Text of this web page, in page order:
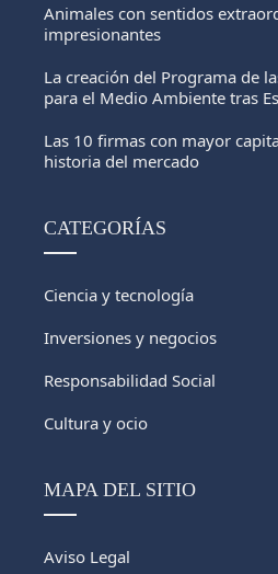
Animales con sentidos
impresionantes
La creación del Programa de
para el Medio Ambiente tras
Las 10 firmas con mayor
historia del mercado
CATEGORÍAS
Ciencia y tecnología
Inversiones y negocios
Responsabilidad Social
Cultura y ocio
MAPA DEL SITIO
Aviso Legal